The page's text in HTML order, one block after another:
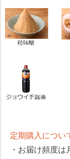
定期購入につい
・お届け頻度は